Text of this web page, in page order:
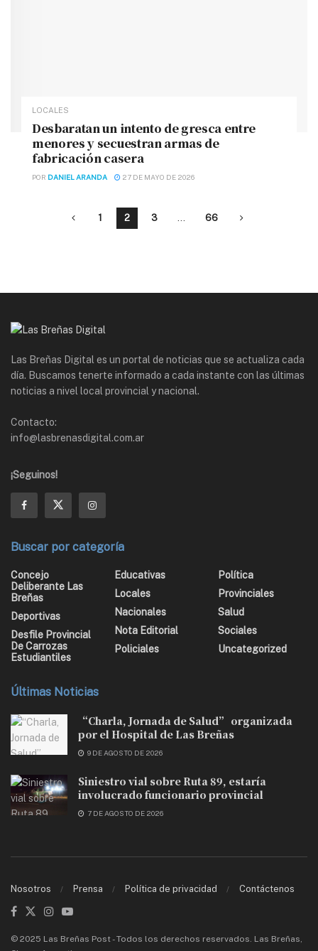
LOCALES
Desbaratan un intento de gresca entre
menores y secuestran armas de
fabricación casera
POR DANIEL ARANDA 27 DE MAYO DE 2026
1 2 3 66
Las Breñas Digital es un portal de noticias que se actualiza cada
día. Buscamos tenerte informado a cada instante con las últimas
noticias a nivel local provincial y nacional.
Contacto:
info@lasbrenasdigital.com.ar
¡Seguinos!
Buscar por categoría
Concejo
Deliberante Las
Breñas
Deportivas
Desfile Provincial
De Carrozas
Estudiantiles
Educativas
Locales
Nacionales
Nota Editorial
Policiales
Política
Provinciales
Salud
Sociales
Uncategorized
Últimas Noticias
“Charla, Jornada de Salud” organizada
por el Hospital de Las Breñas
9 DE AGOSTO DE 2026
Siniestro vial sobre Ruta 89, estaría
involucrado funcionario provincial
7 DE AGOSTO DE 2026
Nosotros Prensa Política de privacidad Contáctenos
© 2025 Las Breñas Post - Todos los derechos reservados. Las Breñas,